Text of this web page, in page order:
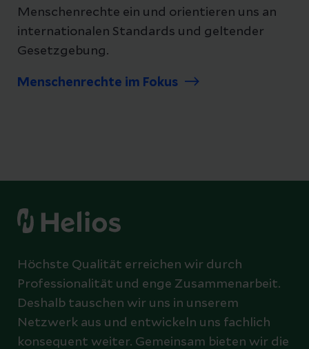
Menschenrechte ein und orientieren uns an
internationalen Standards und geltender
Gesetzgebung.
Menschenrechte im Fokus
Höchste Qualität erreichen wir durch
Professionalität und enge Zusammenarbeit.
Deshalb tauschen wir uns in unserem
Netzwerk aus und entwickeln uns fachlich
konsequent weiter. Gemeinsam bieten wir die